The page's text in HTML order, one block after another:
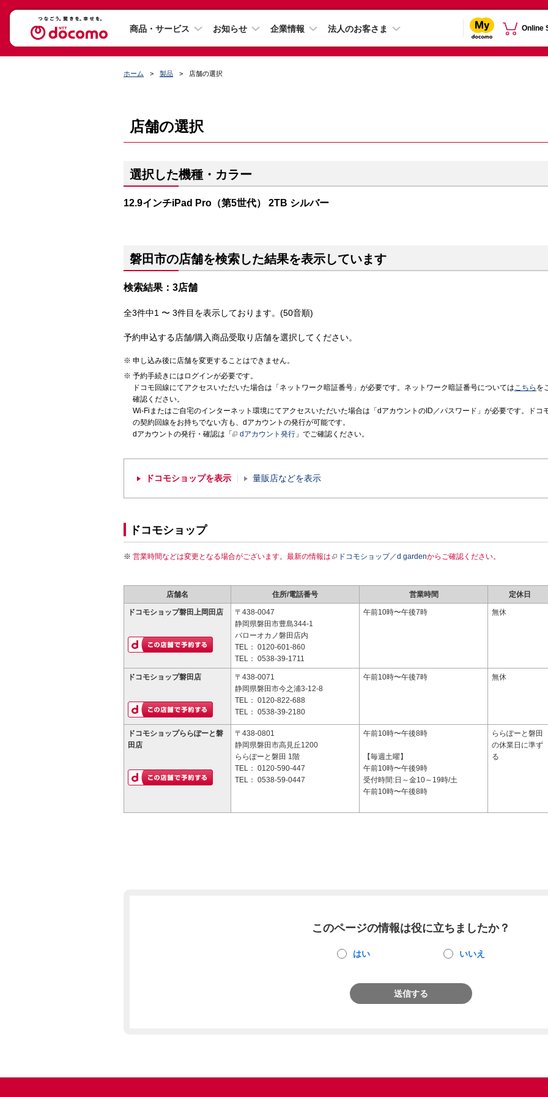
商品・サービス お知らせ 企業情報 法人のお客さま Online
ホーム 製品 店舗の選択
店舗の選択
選択した機種・カラー
12.9インチiPad Pro（第5世代） 2TB シルバー
磐田市の店舗を検索した結果を表示しています
検索結果：3店舗
全3件中1 〜 3件目を表示しております。(50音順)
予約申込する店舗/購入商品受取り店舗を選択してください。
申し込み後に店舗を変更することはできません。
予約手続きにはログインが必要です。
ドコモ回線にてアクセスいただいた場合は「ネットワーク暗証番号」が必要です。ネットワーク暗証番号についてはこちら を
確認ください。
Wi-Fiまたはご自宅のインターネット環境にてアクセスいただいた場合は「dアカウントのID／パスワード」が必要です。ドコ
の契約回線をお持ちでない方も、dアカウントの発行が可能です。
dアカウントの発行・確認は「
dアカウント発行 」でご確認ください。
ドコモショップを表示 量販店などを表示
ドコモショップ
営業時間などは変更となる場合がございます。最新の情報は ドコモショップ／d gardenからご確認ください。
店舗名 住所/電話番号 営業時間 定休日
ドコモショップ磐田上岡田店
〒438-0047
静岡県磐田市豊島344-1
バローオカノ磐田店内
TEL： 0120-601-860
TEL： 0538-39-1711
午前10時〜午後7時 無休
ドコモショップ磐田店
〒438-0071
静岡県磐田市今之浦3-12-8
TEL： 0120-822-688
TEL： 0538-39-2180
午前10時〜午後7時 無休
ドコモショップららぽーと磐
田店
〒438-0801
静岡県磐田市高見丘1200
ららぽーと磐田 1階
TEL： 0120-590-447
TEL： 0538-59-0447
午前10時〜午後8時
【毎週土曜】
午前10時〜午後9時
受付時間:日～金10～19時/土
午前10時〜午後8時
ららぽーと磐田
の休業日に準ず
る
このページの情報は役に立ちましたか？
はい いいえ
送信する